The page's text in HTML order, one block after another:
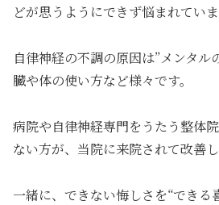
どが思うようにできず悩まれていま
自律神経の不調の原因は”メンタル
臓や体の使い方など様々です。
病院や自律神経専門をうたう整体
ない方が、当院に来院されて改善し
一緒に、できない悔しさを“できる